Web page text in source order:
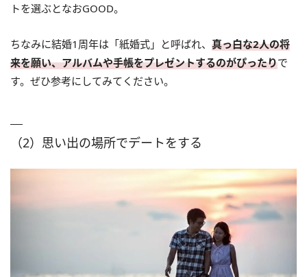
トを選ぶとなおGOOD。
ちなみに結婚1周年は「紙婚式」と呼ばれ、 真っ白な2人の将
来を願い、アルバムや手帳をプレゼントするのがぴったりで
す。ぜひ参考にしてみてください。
（2）思い出の場所でデートをする